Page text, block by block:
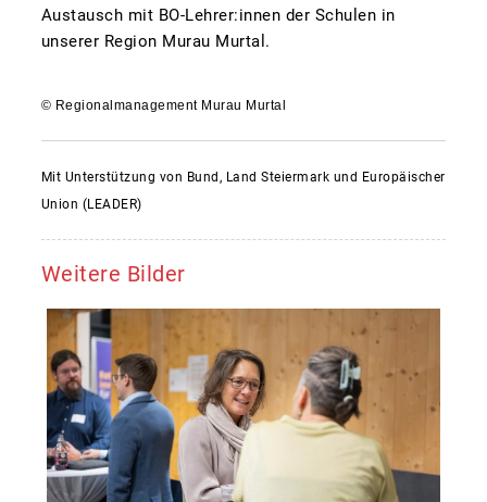
Austausch mit BO-Lehrer:innen der Schulen in
unserer Region Murau Murtal.
© Regionalmanagement Murau Murtal
Mit Unterstützung von Bund, Land Steiermark und Europäischer
Union (LEADER)
Weitere Bilder